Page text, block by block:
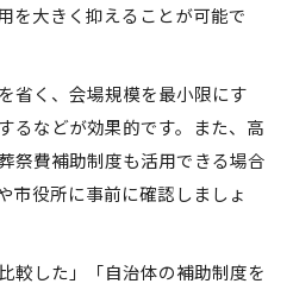
を大きく抑えることが可能で
省く、会場規模を最小限にす
るなどが効果的です。また、高
祭費補助制度も活用できる場合
市役所に事前に確認しましょ
較した」「自治体の補助制度を